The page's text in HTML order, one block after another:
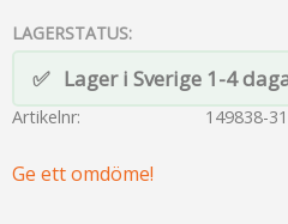
LAGERSTATUS
Lager i Sverige 1-4
Artikelnr 149838-
Ge ett omdöme!